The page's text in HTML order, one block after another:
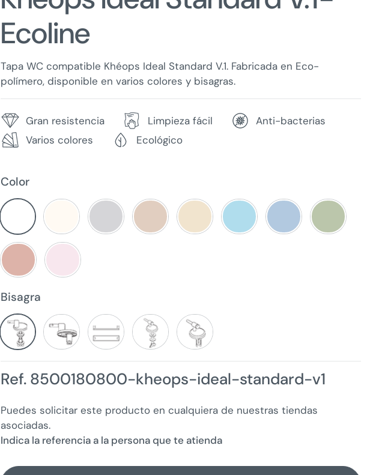
Ecoline
Tapa WC compatible Khéops Ideal Standard V.1. Fabricada en Eco-
polímero, disponible en varios colores y bisagras.
Gran resistencia Limpieza fácil
Anti-bacterias
Varios colores
Ecológico
Color
Bisagra
Ref. 8500180800-kheops-ideal-standard-v1
Puedes solicitar este producto en cualquiera de nuestras tiendas
asociadas.
Indica la referencia a la persona que te atienda